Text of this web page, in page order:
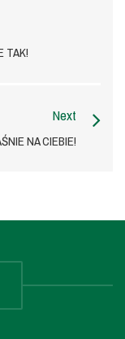
TAK!
Next
NA CIEBIE!